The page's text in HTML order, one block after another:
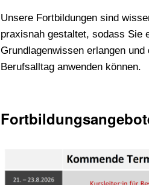
Unsere Fortbildungen sind
praxisnah gestaltet, sodass Sie
Grundlagenwissen erlangen
Berufsalltag anwenden können.